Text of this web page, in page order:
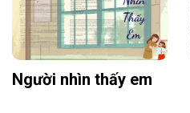
Người nhìn thấy em